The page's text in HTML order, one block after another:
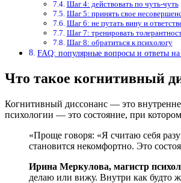
Шаг 4: действовать по чуть-чуть
Шаг 5: принять свое
Шаг 6: не путать вину и
Шаг 7: тренировать
Шаг 8: обратиться к психологу
FAQ: популярные вопросы и ответы
Что такое когнитивный
Когнитивный диссонанс — это
психологии — это состояние, при
«Проще говоря: «Я считаю себя
становится некомфортно. Это
Ирина Меркулова, магистр
делаю или вижу. Внутри как будто